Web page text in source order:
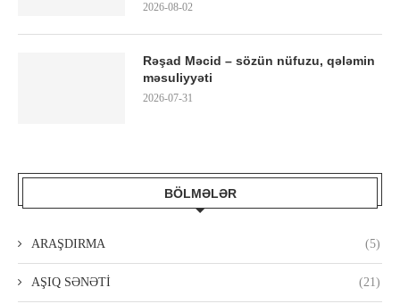
2026-08-02
Rəşad Məcid – sözün nüfuzu, qələmin
məsuliyyəti
2026-07-31
BÖLMƏLƏR
ARAŞDIRMA (5)
AŞIQ SƏNƏTİ (21)